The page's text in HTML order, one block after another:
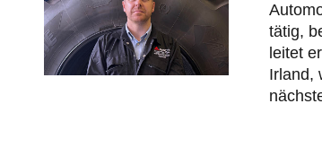
tätig,
leitet
Irland,